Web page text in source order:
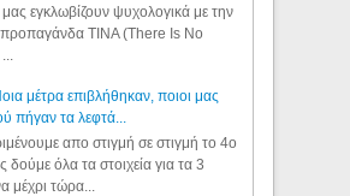
εγκλωβίζουν ψυχολογικά με την
TINA (There Is No
μέτρα επιβλήθηκαν, ποιοι μας
πήγαν τα λεφτά...
απο στιγμή σε στιγμή το 4ο
δούμε όλα τα στοιχεία για τα 3
μέχρι τώρα...